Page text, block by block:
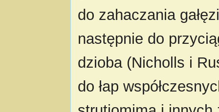
do zahaczania
następnie do
dzioba (Nicholls i
do łap